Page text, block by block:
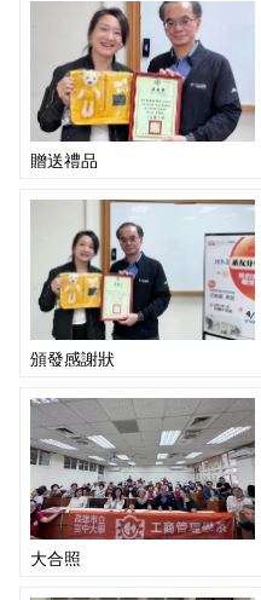
贈送禮品
頒發感謝狀
大合照